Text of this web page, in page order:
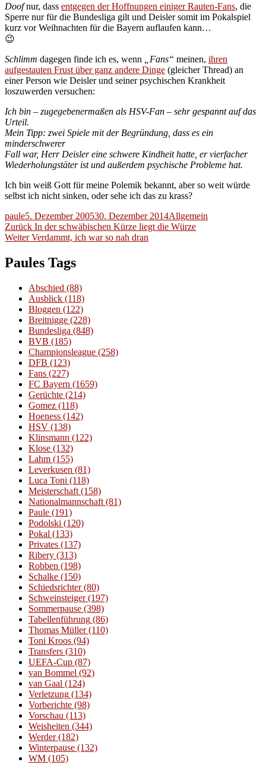
Doofnur, dass entgegen der Hoffnungen einiger Rauten-Fans, die
Sperre nur für die Bundesliga gilt und Deisler somit im Pokalspiel
kurz vor Weihnachten für die Bayern auflaufen kann…
😉
Schlimm dagegen finde ich es, wenn „Fans“ meinen, ihren
aufgestauten Frust über ganz andere Dinge (gleicher Thread) an
einer Person wie Deisler und seiner psychischen Krankheit
loszuwerden versuchen:
Ich bin – zugegebenermaßen als HSV-Fan – sehr gespannt auf das
Urteil.
Mein Tipp: zwei Spiele mit der Begründung, dass es ein
minderschwerer
Fall war, Herr Deisler eine schwere Kindheit hatte, er vierfacher
Wiederholungstäter ist und außerdem psychische Probleme hat.
Ich bin weiß Gott für meine Polemik bekannt, aber so weit würde
selbst ich nicht sinken, oder sehe ich das zu krass?
Autor
pauleVeröffentlicht
am
5. Dezember 200530. Dezember 2014Kategorien
Allgemein
Beitragsnavigation
Zurück Vorheriger
Beitrag:
In der schwäbischen Kürze liegt die Würze
Weiter Nächster
Verdammt, ich war so nah dran
Paules Tags
Abschied (88)
Ausblick (118)
Bloggen (122)
Breitnigge (228)
Bundesliga (848)
BVB (185)
Championsleague (258)
DFB (123)
Fans (227)
FC Bayern (1659)
Gerüchte (214)
Gomez (118)
Hoeness (142)
HSV (138)
Klinsmann (122)
Klose (132)
Lahm (155)
Leverkusen (81)
Luca Toni (118)
Meisterschaft (158)
Nationalmannschaft (81)
Paule (191)
Podolski (120)
Pokal (133)
Privates (137)
Ribery (313)
Robben (198)
Schalke (150)
Schiedsrichter(80)
Schweinsteiger(197)
Sommerpause (398)
Tabellenführung (86)
Thomas Müller(110)
Toni Kroos (94)
Transfers (310)
UEFA-Cup (87)
van Bommel (92)
van Gaal (124)
Verletzung (134)
Vorberichte (98)
Vorschau (113)
Weisheiten (344)
Werder(182)
Winterpause (132)
WM (105)